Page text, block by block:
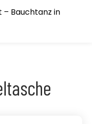
– Bauchtanz in